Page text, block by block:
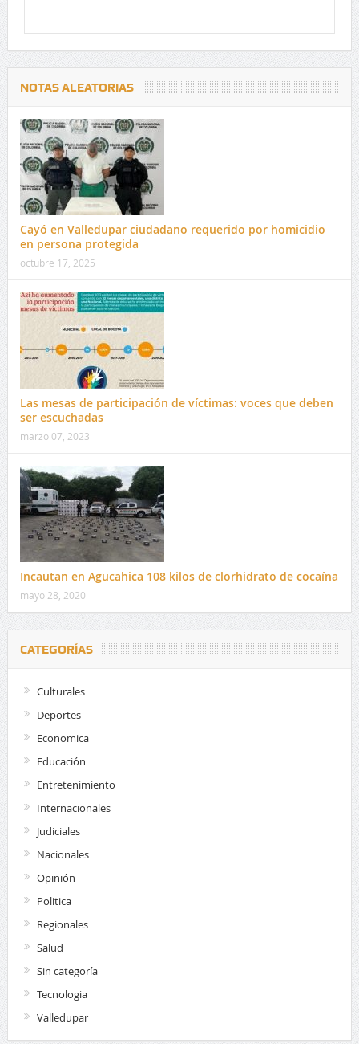
NOTAS ALEATORIAS
Cayó en Valledupar ciudadano requerido por homicidio
en persona protegida
octubre 17, 2025
Las mesas de participación de víctimas: voces que deben
ser escuchadas
marzo 07, 2023
Incautan en Agucahica 108 kilos de clorhidrato de cocaína
mayo 28, 2020
CATEGORÍAS
Culturales
Deportes
Economica
Educación
Entretenimiento
Internacionales
Judiciales
Nacionales
Opinión
Politica
Regionales
Salud
Sin categoría
Tecnologia
Valledupar